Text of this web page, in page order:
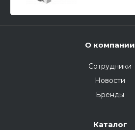
О компании
Сотрудники
Новости
Бренды
Каталог